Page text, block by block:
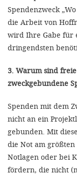
Spendenzweck
die Arbeit von
wird Ihre Gabe für
dringendsten
3. Warum sind
zweckgebundene
Spenden mit dem
nicht an ein
gebunden. Mit
die Not am
Notlagen oder bei
fördern, die nicht